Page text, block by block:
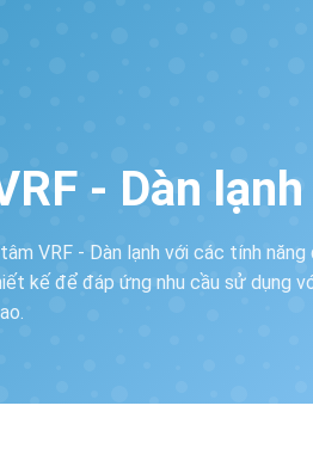
- Dàn lạnh
VRF - Dàn lạnh với các tính năng
kế để đáp ứng nhu cầu sử dụng